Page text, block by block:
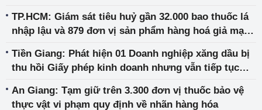
TP.HCM: Giám sát tiêu huỷ gần 32.000 bao thuốc lá
nhập lậu và 879 đơn vị sản phẩm hàng hoá giả mạo
Tiền Giang: Phát hiện 01 Doanh nghiệp xăng dầu bị
thu hồi Giấy phép kinh doanh nhưng vẫn tiếp tục
An Giang: Tạm giữ trên 3.300 đơn vị thuốc bảo vệ
thực vật vi phạm quy định về nhãn hàng hóa